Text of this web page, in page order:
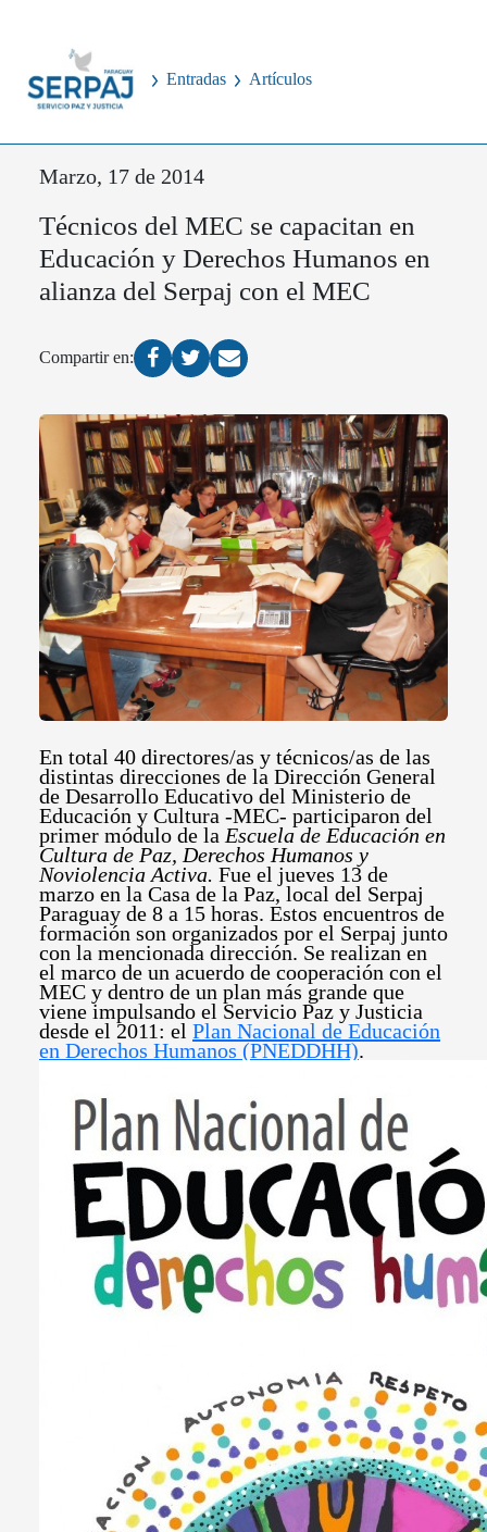
Entradas Artículos
Marzo, 17 de 2014
Técnicos del MEC se capacitan en
Educación y Derechos Humanos en
alianza del Serpaj con el MEC
Compartir en:
En total 40 directores/as y técnicos/as de las
distintas direcciones de la Dirección General
de Desarrollo Educativo del Ministerio de
Educación y Cultura -MEC- participaron del
primer módulo de la Escuela de Educación en
Cultura de Paz, Derechos Humanos y
Noviolencia Activa. Fue el jueves 13 de
marzo en la Casa de la Paz, local del Serpaj
Paraguay de 8 a 15 horas. Estos encuentros de
formación son organizados por el Serpaj junto
con la mencionada dirección. Se realizan en
el marco de un acuerdo de cooperación con el
MEC y dentro de un plan más grande que
viene impulsando el Servicio Paz y Justicia
desde el 2011: el Plan Nacional de Educación
en Derechos Humanos (PNEDDHH).